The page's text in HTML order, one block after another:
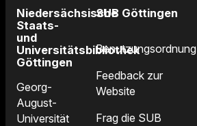
Niedersächsische
Staats-
und
Universitätsbibliothek
Göttingen
Georg-
August-
Universität
SUB Göttingen
Benutzungsordnung
Feedback zur
Website
Frag die SUB